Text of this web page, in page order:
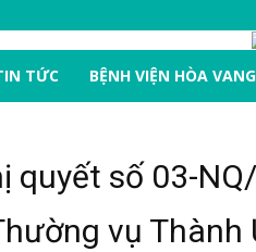
TỨC BỆNH VIỆN HÒA VANG
quyết số 03-
vụ Thành